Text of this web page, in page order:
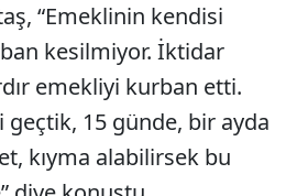
“Emeklinin kendisi
kesilmiyor. İktidar
emekliyi kurban etti.
geçtik, 15 günde, bir ayda
kıyma alabilirsek bu